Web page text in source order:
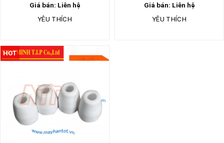
Giá bán: Liên hệ
YÊU THÍCH
Giá bán: Liên hệ
YÊU THÍCH
HOT